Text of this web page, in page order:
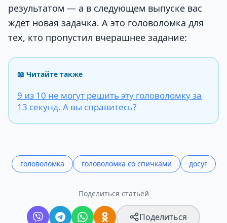
результатом — а в следующем выпуске вас
ждёт новая задачка. А это головоломка для
тех, кто пропустил вчерашнее задание:
📖 Читайте также
9 из 10 не могут решить эту головоломку за
13 секунд. А вы справитесь?
головоломка головоломка со спичками досуг
Поделиться статьёй
Поделиться